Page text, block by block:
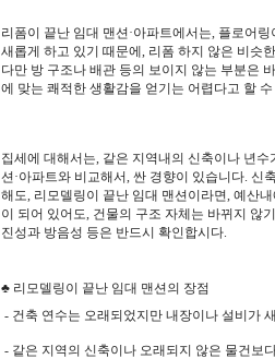
리폼이 끝난 임대 맨션 ·아파트에서는, 플로어링
새롭게 하고 있기 때문에 , 리폼 하지 않은 비슷한
다만 방 구조나 배관 등의 보이지 않는 부분은
에 맞는 쾌적한 생활감을 얻기는 어렵다고 할 수
집세에 대해서는, 같은 지역내의 신축이나 년수
션 ·아파트와 비교해서, 싼 경향이 있습니다. 신
해도, 리모델링이 끝난 임대 맨션이라면, 예산내
이
되어 있어도, 건물의 구조 자체는 바뀌지 않
진성과 방음성 등은 반드시 확인합시다.
♣ 리모델링이 끝난 임대 맨션의 장점
- 건축 연수는 오래되었지만 내장이나 설비가
- 같은 지역의 신축이나 오래되지 않은 물건보